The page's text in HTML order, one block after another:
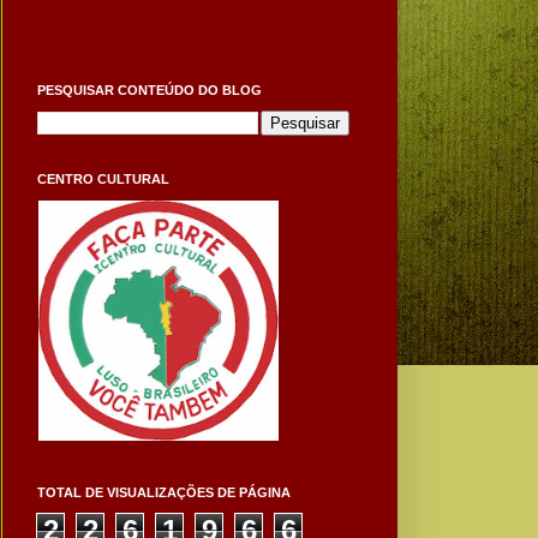
PESQUISAR CONTEÚDO DO BLOG
CENTRO CULTURAL
TOTAL DE VISUALIZAÇÕES DE PÁGINA
2 2 6 1 9 6 6